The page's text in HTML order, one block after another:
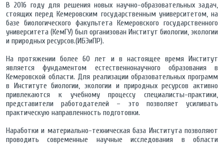
В 2016 году для решения новых научно-образовательных задач,
стоящих перед Кемеровским государственным университетом, на
базе биологического факультета Кемеровского государственного
университета (КемГУ) был организован Институт биологии, экологии
и природных ресурсов.(ИБЭиПР).
На протяжении более 60 лет и в настоящее время Институт
является фундаментом естественнонаучного образования в
Кемеровской области. Для реализации образовательных программ
в Институте биологии, экологии и природных ресурсов активно
привлекаются к учебному процессу специалисты-практики,
представители работодателей – это позволяет усиливать
практическую направленность подготовки.
Наработки и материально-техническая база Института позволяют
проводить современные научные исследования в области